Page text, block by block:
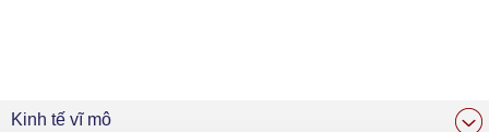
Kinh tế vĩ mô